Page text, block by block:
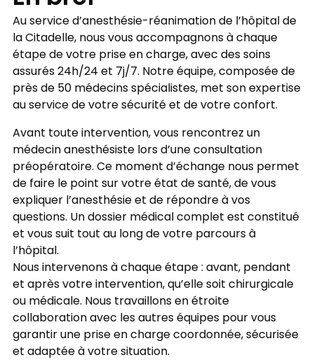
Au service d’anesthésie-réanimation de l’hôpital de
la Citadelle, nous vous accompagnons à chaque
étape de votre prise en charge, avec des soins
assurés 24h/24 et 7j/7. Notre équipe, composée de
près de 50 médecins spécialistes, met son expertise
au service de votre sécurité et de votre confort.
Avant toute intervention, vous rencontrez un
médecin anesthésiste lors d’une consultation
préopératoire. Ce moment d’échange nous permet
de faire le point sur votre état de santé, de vous
expliquer l’anesthésie et de répondre à vos
questions. Un dossier médical complet est constitué
et vous suit tout au long de votre parcours à
l’hôpital.
Nous intervenons à chaque étape : avant, pendant
et après votre intervention, qu’elle soit chirurgicale
ou médicale. Nous travaillons en étroite
collaboration avec les autres équipes pour vous
garantir une prise en charge coordonnée, sécurisée
et adaptée à votre situation.